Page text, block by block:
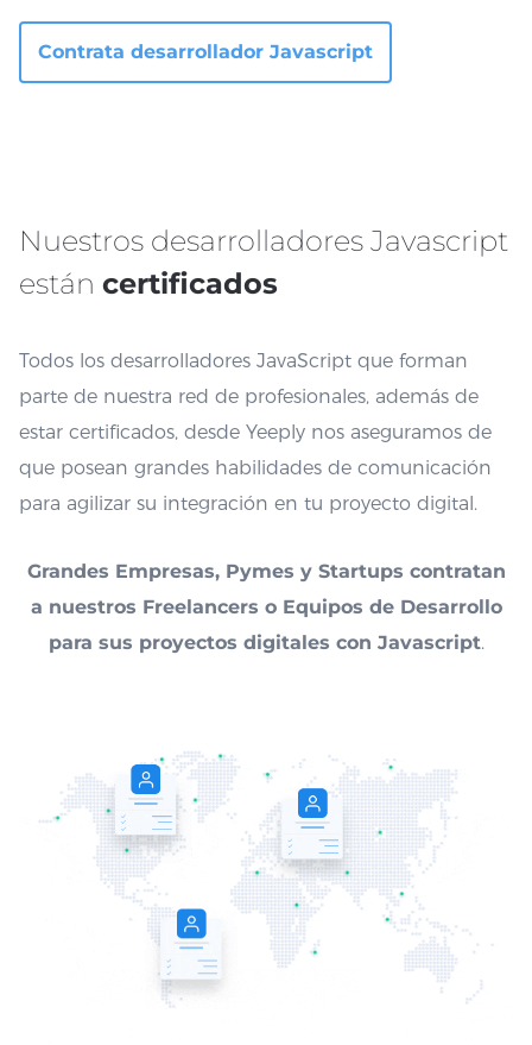
Contrata desarrollador Javascript
Nuestros desarrolladores Javascript
están certificados
Todos los desarrolladores JavaScript que forman
parte de nuestra red de profesionales, además de
estar certificados, desde Yeeply nos aseguramos de
que posean grandes habilidades de comunicación
para agilizar su integración en tu proyecto digital.
Grandes Empresas, Pymes y Startups contratan
a nuestros Freelancers o Equipos de Desarrollo
para sus proyectos digitales con Javascript.